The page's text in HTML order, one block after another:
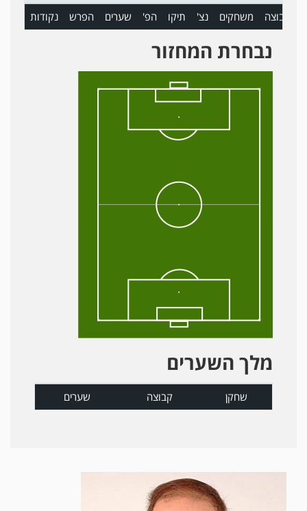
קבוצה משחקים נצ' תיקו הפ' שערים הפרש נקודות
נבחרת המחזור
מלך השערים
שחקן קבוצה שערים